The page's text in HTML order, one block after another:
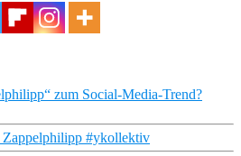
zum Social-Media-Trend?
#ykollektiv